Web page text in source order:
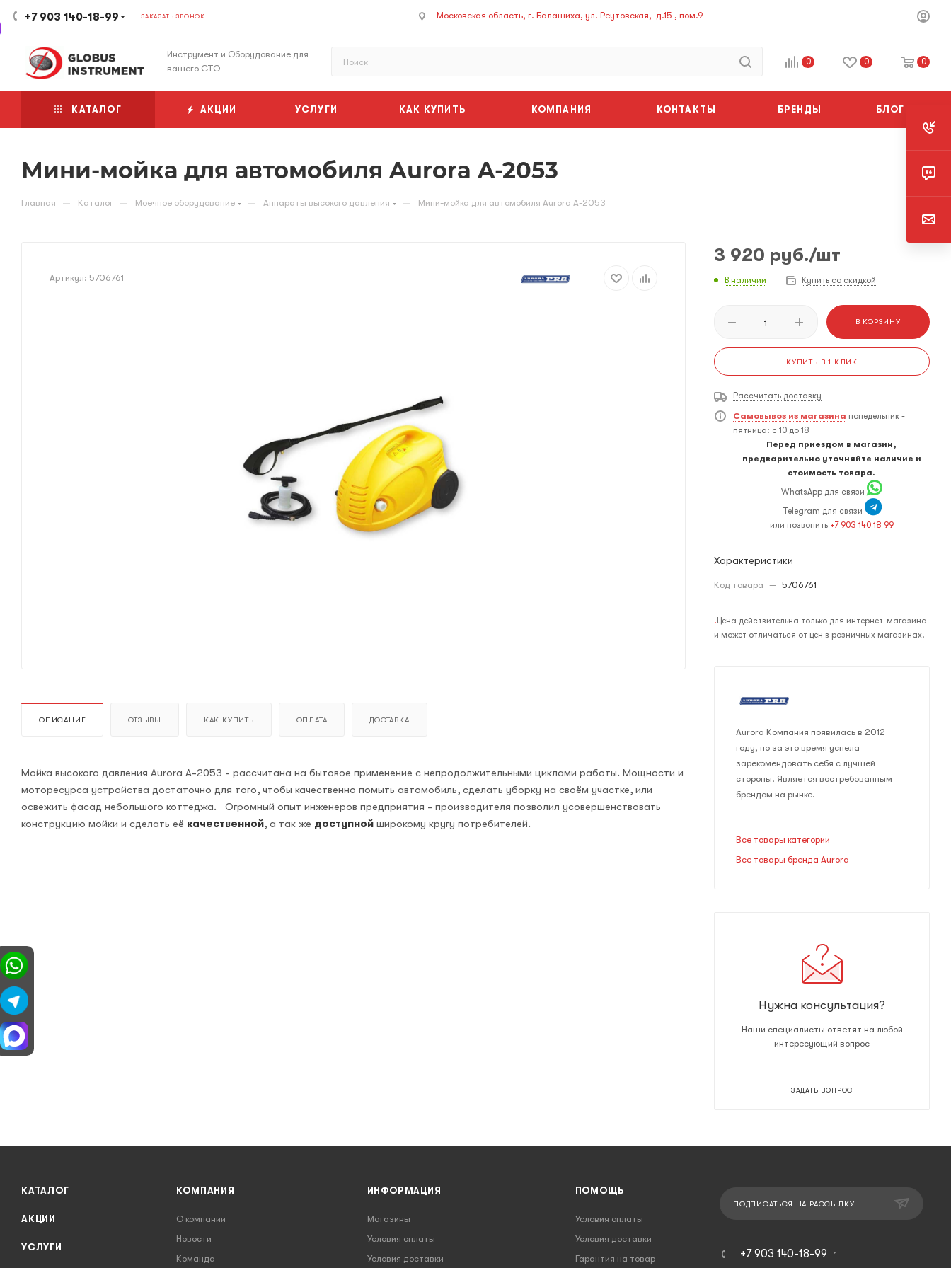
+7 903 140-18-99 ЗАКАЗАТЬ ЗВОНОК Московская область, г. Балашиха, ул. Реутовская, д.15 , пом.9
Инструмент и Оборудование для
вашего СТО
0 0 0
КАТАЛОГ АКЦИИ УСЛУГИ КАК КУПИТЬ КОМПАНИЯ КОНТАКТЫ БРЕНДЫ БЛОГ
Мини-мойка для автомобиля Aurora A-2053
Главная — Каталог — Моечное оборудование — Аппараты высокого давления — Мини-мойка для автомобиля Aurora A-2053
Артикул: 5706761
ОПИСАНИЕ ОТЗЫВЫ КАК КУПИТЬ ОПЛАТА ДОСТАВКА
Мойка высокого давления Aurora A-2053 - рассчитана на бытовое применение с непродолжительными циклами работы. Мощности и
моторесурса устройства достаточно для того, чтобы качественно помыть автомобиль, сделать уборку на своём участке, или
освежить фасад небольшого коттеджа. Огромный опыт инженеров предприятия - производителя позволил усовершенствовать
конструкцию мойки и сделать её качественной, а так же доступной широкому кругу потребителей.
3 920 руб./шт
В наличии Купить со скидкой
В КОРЗИНУ
КУПИТЬ В 1 КЛИК
Рассчитать доставку
Самовывоз из магазина понедельник -
пятница: с 10 до 18
Перед приездом в магазин,
предварительно уточняйте наличие и
стоимость товара.
WhatsApp для связи
Telegram для связи
или позвонить +7 903 140 18 99
Характеристики
Код товара — 5706761
! Цена действительна только для интернет-магазина
и может отличаться от цен в розничных магазинах.
Aurora Компания появилась в 2012
году, но за это время успела
зарекомендовать себя с лучшей
стороны. Является востребованным
брендом на рынке.
Все товары категории
Все товары бренда Aurora
Нужна консультация?
Наши специалисты ответят на любой
интересующий вопрос
ЗАДАТЬ ВОПРОС
КАТАЛОГ
АКЦИИ
УСЛУГИ
КОМПАНИЯ
О компании
Новости
Команда
ИНФОРМАЦИЯ
Магазины
Условия оплаты
Условия доставки
ПОМОЩЬ
Условия оплаты
Условия доставки
Гарантия на товар
ПОДПИСАТЬСЯ НА РАССЫЛКУ
+7 903 140-18-99